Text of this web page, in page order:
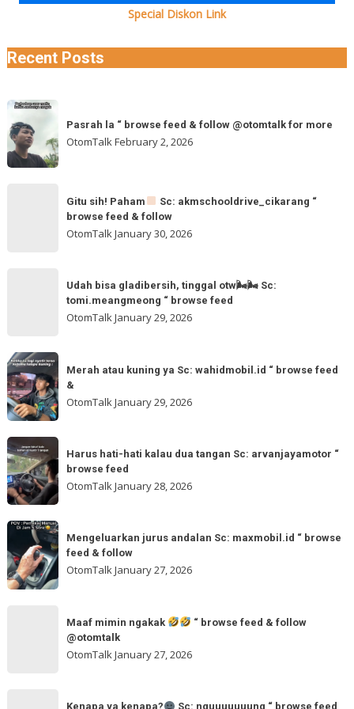
Special Diskon Link
Recent Posts
Pasrah
la
browse
@otomtalk
Pasrah la “ browse feed & follow @otomtalk for more
OtomTalkFebruary 2, 2026
akmschooldrive_cikarang
&
follow
Gitu sih! Paham
Sc: akmschooldrive_cikarang “
browse feed & follow
OtomTalkJanuary 30, 2026
gladibersih,
otw
🌬
🌬
Sc:
“
browse
feed
Udah bisa gladibersih, tinggal otw🌬🌬 Sc:
tomi.meangmeong “ browse feed
OtomTalkJanuary 29, 2026
Merah
atau
kuning
ya
Sc:
wahidmobil.id
“
browse
Merah atau kuning ya Sc: wahidmobil.id “ browse feed
&
OtomTalk January 29, 2026
Harus
hati-
hati
kalau
dua
tangan
Sc:
arvanjayamotor
Harus hati-hati kalau dua tangan Sc: arvanjayamotor “
browse feed
OtomTalkJanuary 28, 2026
Mengeluarkan
jurus
andalan
Sc:
Mengeluarkan jurus andalan Sc: maxmobil.id “ browse
feed & follow
OtomTalkJanuary 27, 2026
Maaf mimin ngakak
“ browse feed & follow
@otomtalk
OtomTalkJanuary 27, 2026
Kenapa ya kenapa? Sc: nguuuuuuung “ browse feed